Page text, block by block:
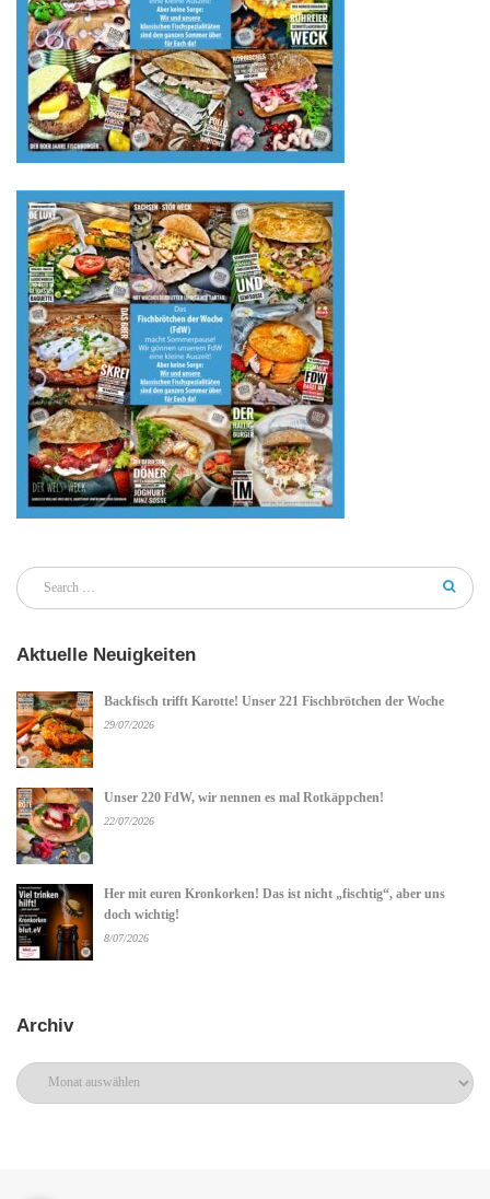
Aktuelle Neuigkeiten
Backfisch trifft Karotte! Unser 221 Fischbrötchen der Woche
29/07/2026
Unser 220 FdW, wir nennen es mal Rotkäppchen!
22/07/2026
Her mit euren Kronkorken! Das ist nicht „fischtig“, aber uns
doch wichtig!
8/07/2026
Archiv
Archiv